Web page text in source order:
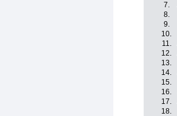
7.
8.
9.
10.
11.
12.
13.
14.
15.
16.
17.
18.